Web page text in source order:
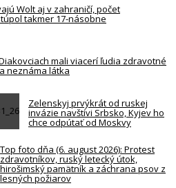
Wolt aj v zahraničí, počet
takmer 17-násobne
mali viacerí ľudia zdravotné
neznáma látka
Zelenskyj prvýkrát od ruskej
invázie navštívi Srbsko, Kyjev ho
chce odpútať od Moskvy
Top foto dňa (6. august 2026): Protest
zdravotníkov, ruský letecký útok,
hirošimský pamätník a záchrana psov z
lesných požiarov